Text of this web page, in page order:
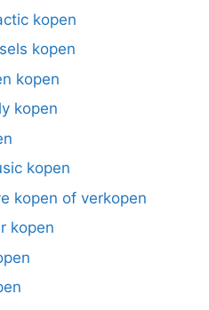
kopen
kopen
kopen
kopen
kopen
kopen of verkopen
kopen